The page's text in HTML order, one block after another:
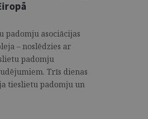
padomju asociācijas
– noslēdzies ar
padomju
Trīs dienas
tieslietu padomju un